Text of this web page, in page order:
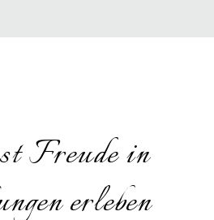
Freude in
erleben